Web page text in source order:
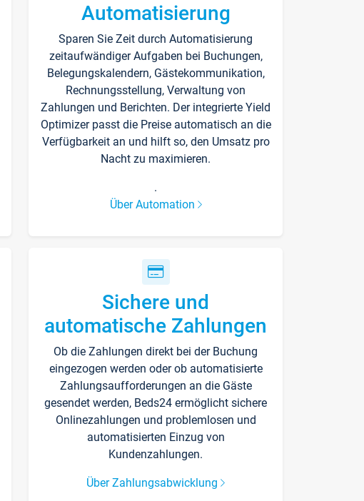
Automatisierung
Sparen Sie Zeit durch Automatisierung
zeitaufwändiger Aufgaben bei Buchungen,
Belegungskalendern, Gästekommunikation,
Rechnungsstellung, Verwaltung von
Zahlungen und Berichten. Der integrierte Yield
Optimizer passt die Preise automatisch an die
Verfügbarkeit an und hilft so, den Umsatz pro
Nacht zu maximieren.
.
Über Automation
Sichere und
automatische Zahlungen
Ob die Zahlungen direkt bei der Buchung
eingezogen werden oder ob automatisierte
Zahlungsaufforderungen an die Gäste
gesendet werden, Beds24 ermöglicht sichere
Onlinezahlungen und problemlosen und
automatisierten Einzug von
Kundenzahlungen.
Über Zahlungsabwicklung